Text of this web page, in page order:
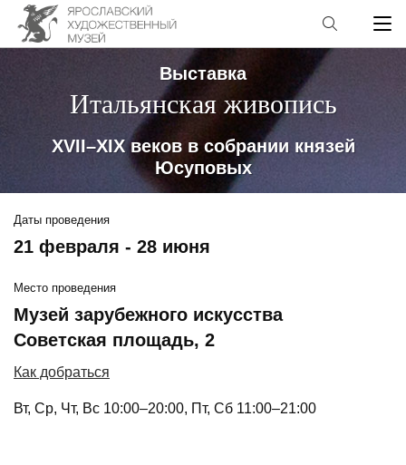
Выставка
Итальянская живопись
XVII–XIX веков в собрании князей
Юсуповых
Даты проведения
21 февраля - 28 июня
Место проведения
Музей зарубежного искусства
Советская площадь, 2
Как добраться
Вт, Ср, Чт, Вс 10:00–20:00, Пт, Сб 11:00–21:00